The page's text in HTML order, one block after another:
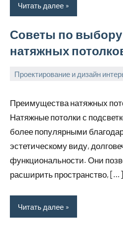
Читать далее
Советы по
натяжных
Проектирование и дизайн
u_dachki_ru
Преимущества натяжных
Натяжные потолки с
более популярными
эстетическому виду,
функциональности. Они
расширить пространство, […]
Читать далее